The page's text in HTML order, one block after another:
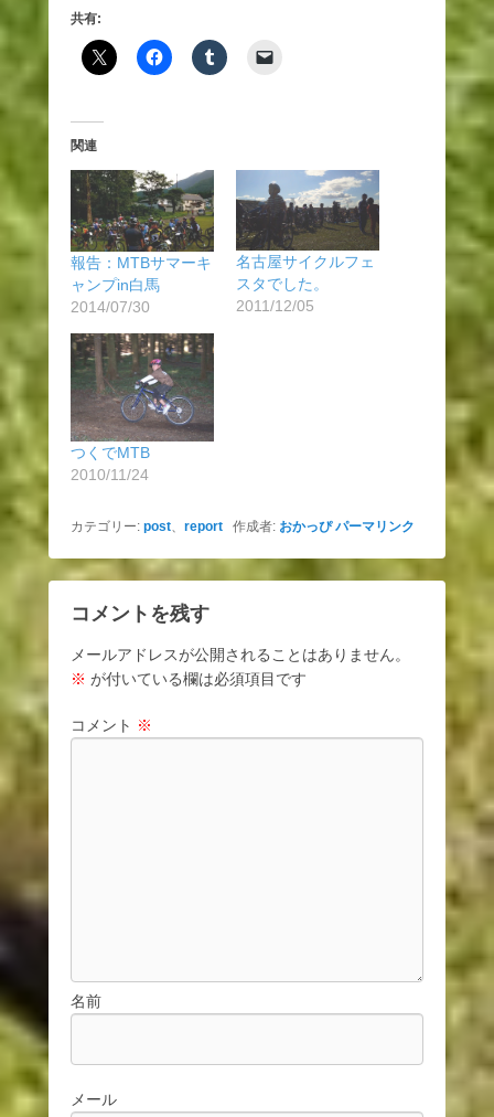
共有:
関連
報告：MTBサマーキ
ャンプin白馬
2014/07/30
名古屋サイクルフェ
スタでした。
2011/12/05
つくでMTB
2010/11/24
カテゴリー: post、 report 作成者: おかっぴ パーマリンク
コメントを残す
メールアドレスが公開されることはありません。
※ が付いている欄は必須項目です
コメント ※
名前
メール